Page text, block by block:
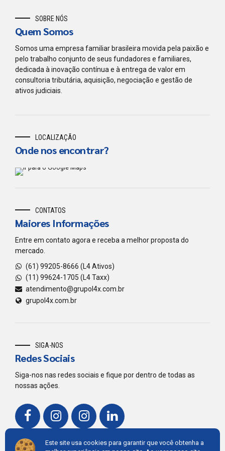
SOBRE NÓS
Quem Somos
Somos uma empresa familiar brasileira movida pela paixão e
pelo trabalho conjunto de seus fundadores e familiares,
dedicada à inovação contínua e à entrega de valor em
consultoria tributária, aquisição, negociação e gestão de
ativos judiciais.
LOCALIZAÇÃO
Onde nos encontrar?
CONTATOS
Maiores Informações
Entre em contato agora e receba a melhor proposta do
mercado.
(61) 99205-8666 (L4 Ativos)
(11) 99624-1705 (L4 Taxx)
atendimento@grupol4x.com.br
grupol4x.com.br
SIGA-NOS
Redes Sociais
Siga-nos nas redes sociais e fique por dentro de todas as
nossas ações.
Este site usa cookies para garantir que você obtenha a